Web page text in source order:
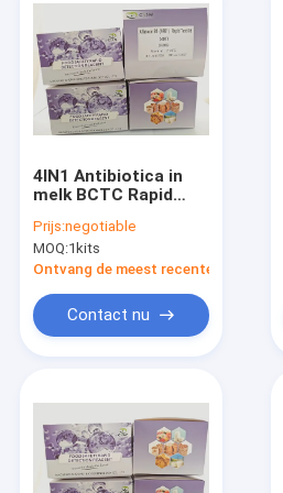
Producten
Video's
4IN1 Antibiotica in
melk BCTC Rapid
minuten detectietijd
96T Specificatie en
80-105% herstel
Prijs:negotiable
MOQ:1kits
Ontvang de meest recente Prijs
Contact nu